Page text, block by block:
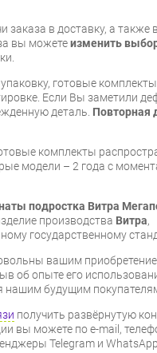
в доставку, а также
вы можетеизменить
готовые
Если Вы заметили
деталь. Повторная
комплекты
модели – 2 года с
подростка Витра
производства Витра,
государственному
вашим
об опыте его
нашим будущим
получить развёрнутую
вы можете по e-mail,
Telegram и